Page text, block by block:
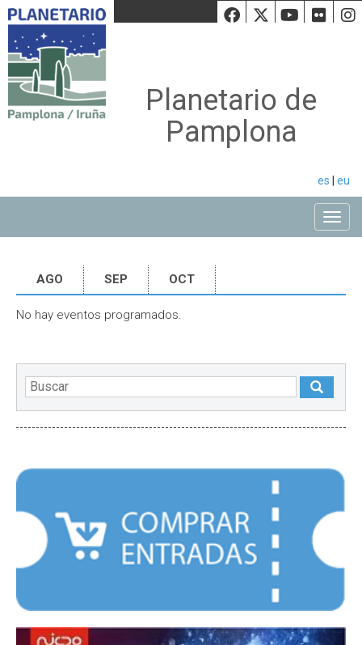
Facebook
Twiiter
Planetario de
Pamplona
es eu
AGO SEP OCT
No hay eventos programados.